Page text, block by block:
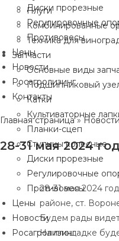
Плуги
Комбинированные
Техника для
Запчасти
Основные виды
Подшипниковый
Катки
Культиваторные
Планки-сцеп
Ступицы колесные
Диски прорезные
Регулировочные
Противовесы
Цены
Новости
Росагролизинг
Диски прорезные
Регулировочные
Противовесы
Цены
Новости
Росагролизинг
Контакты
Главная страница» Новости
28-31 мая 2024
28-31 мая 2024
районе, ст.
Будем рады
На площадке